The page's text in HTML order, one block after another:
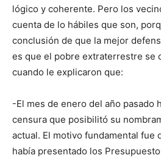
lógico y coherente. Pero los
cuenta de lo hábiles que son,
conclusión de que la mejor
es que el pobre extraterrestre se
cuando le explicaron que:
-El mes de enero del año pasado
censura que posibilitó su
actual. El motivo fundamental fue
había presentado los